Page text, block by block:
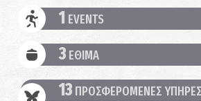
1 EVENTS
3 ΕΘΙΜΑ
13 ΠΡΟΣΦΕΡΟΜΕΝΕΣ